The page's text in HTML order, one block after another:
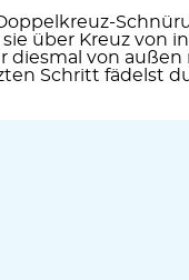
über Kreuz von
von
Schritt fädelst